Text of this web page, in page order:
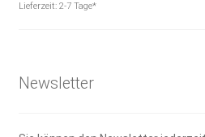
Lieferzeit: 2-7 Tage*
Newsletter